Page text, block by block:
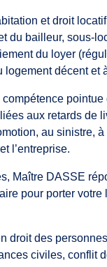
et droit
du bailleur, sous-
du loyer
décent et
aux retards de
au sinistre, à
l’entreprise.
Maître DASSE
pour porter
droit des
civiles, conflit